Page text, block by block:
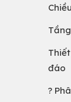
đáo
?